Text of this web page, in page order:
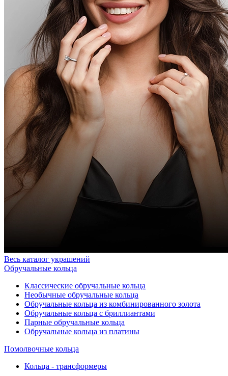
Весь каталог украшений
Обручальные кольца
Классические обручальные кольца
Необычные обручальные кольца
Обручальные кольца из комбинированного золота
Обручальные кольца с бриллиантами
Парные обручальные кольца
Обручальные кольца из платины
Помолвочные кольца
Кольца - трансформеры